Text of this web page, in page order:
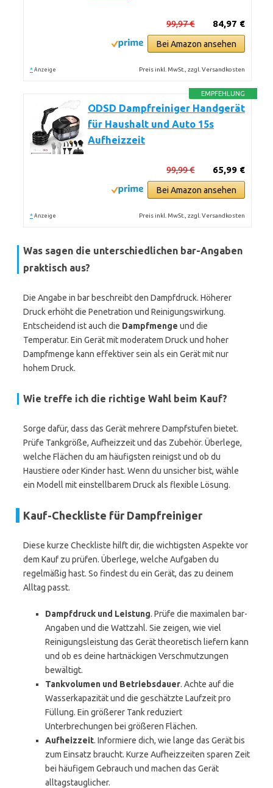
84,97 €
99,97 €
Bei Amazon ansehen
* Anzeige Preis inkl. MwSt., zzgl. Versandkosten
EMPFEHLUNG
ODSD Dampfreiniger Handgerät
für Haushalt und Auto 15s
Aufheizzeit
65,99 €
99,99 €
Bei Amazon ansehen
* Anzeige Preis inkl. MwSt., zzgl. Versandkosten
Was sagen die unterschiedlichen bar-Angaben
praktisch aus?
Die Angabe in bar beschreibt den Dampfdruck. Höherer
Druck erhöht die Penetration und Reinigungswirkung.
Entscheidend ist auch die Dampfmenge und die
Temperatur. Ein Gerät mit moderatem Druck und hoher
Dampfmenge kann effektiver sein als ein Gerät mit nur
hohem Druck.
Wie treffe ich die richtige Wahl beim Kauf?
Sorge dafür, dass das Gerät mehrere Dampfstufen bietet.
Prüfe Tankgröße, Aufheizzeit und das Zubehör. Überlege,
welche Flächen du am häufigsten reinigst und ob du
Haustiere oder Kinder hast. Wenn du unsicher bist, wähle
ein Modell mit einstellbarem Druck als flexible Lösung.
Kauf-Checkliste für Dampfreiniger
Diese kurze Checkliste hilft dir, die wichtigsten Aspekte vor
dem Kauf zu prüfen. Überlege, welche Aufgaben du
regelmäßig hast. So findest du ein Gerät, das zu deinem
Alltag passt.
Dampfdruck und Leistung. Prüfe die maximalen bar-
Angaben und die Wattzahl. Sie zeigen, wie viel
Reinigungsleistung das Gerät theoretisch liefern kann
und ob es deine hartnäckigen Verschmutzungen
bewältigt.
Tankvolumen und Betriebsdauer. Achte auf die
Wasserkapazität und die geschätzte Laufzeit pro
Füllung. Ein größerer Tank reduziert
Unterbrechungen bei größeren Flächen.
Aufheizzeit. Informiere dich, wie lange das Gerät bis
zum Einsatz braucht. Kurze Aufheizzeiten sparen Zeit
bei häufigem Gebrauch und machen das Gerät
alltagstauglicher.